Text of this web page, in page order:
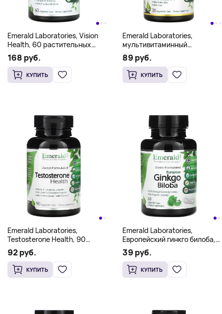
Emerald Laboratories, Vision
Health, 60 растительных
капсул
168 руб.
КУПИТЬ
Emerald Laboratories,
мультивитаминный
комплекс, для мужчин от 45
лет, 1 раз в день,
30 вегетарианских капсул
89 руб.
КУПИТЬ
Emerald Laboratories,
Testosterone Health, 90
растительных капсул
92 руб.
КУПИТЬ
Emerald Laboratories,
Европейский гинкго билоба,
60 растительных капсул
39 руб.
КУПИТЬ